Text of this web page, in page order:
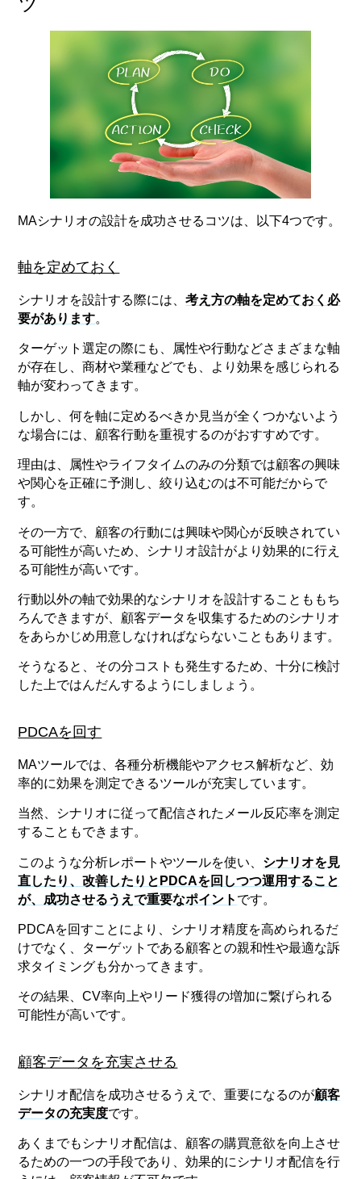
MAシナリオの設計を成功させるコツは、以下4つです。
軸を定めておく
シナリオを設計する際には、考え方の軸を定めておく必
要があります。
ターゲット選定の際にも、属性や行動などさまざまな軸
が存在し、商材や業種などでも、より効果を感じられる
軸が変わってきます。
しかし、何を軸に定めるべきか見当が全くつかないよう
な場合には、顧客行動を重視するのがおすすめです。
理由は、属性やライフタイムのみの分類では顧客の興味
や関心を正確に予測し、絞り込むのは不可能だからで
す。
その一方で、顧客の行動には興味や関心が反映されてい
る可能性が高いため、シナリオ設計がより効果的に行え
る可能性が高いです。
行動以外の軸で効果的なシナリオを設計することももち
ろんできますが、顧客データを収集するためのシナリオ
をあらかじめ用意しなければならないこともあります。
そうなると、その分コストも発生するため、十分に検討
した上ではんだんするようにしましょう。
PDCAを回す
MAツールでは、各種分析機能やアクセス解析など、効
率的に効果を測定できるツールが充実しています。
当然、シナリオに従って配信されたメール反応率を測定
することもできます。
このような分析レポートやツールを使い、 シナリオを見
直したり、改善したりとPDCAを回しつつ運用すること
が、成功させるうえで重要なポイント です。
PDCAを回すことにより、シナリオ精度を高められるだ
けでなく、ターゲットである顧客との親和性や最適な訴
求タイミングも分かってきます。
その結果、CV率向上やリード獲得の増加に繋げられる
可能性が高いです。
顧客データを充実させる
シナリオ配信を成功させるうえで、重要になるのが顧客
データの充実度です。
あくまでもシナリオ配信は、顧客の購買意欲を向上させ
るための一つの手段であり、効果的にシナリオ配信を行